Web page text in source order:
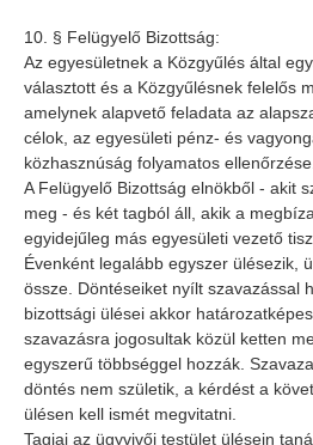
10. § Felügyelő Bizottság:
Az egyesületnek a Közgyűlés által
választott és a Közgyűlésnek felelős
amelynek alapvető feladata az
célok, az egyesületi pénz- és
közhasznúság folyamatos ellenőrzése.
A Felügyelő Bizottság elnökből - akit
meg - és két tagból áll, akik a
egyidejűleg más egyesületi vezető
Évenként legalább egyszer ülésezik,
össze. Döntéseiket nyílt szavazással
bizottsági ülései akkor
szavazásra jogosultak közül ketten
egyszerű többséggel hozzák.
döntés nem születik, a kérdést a
ülésen kell ismét megvitatni.
Tagjai az ügyvivői testület ülésein